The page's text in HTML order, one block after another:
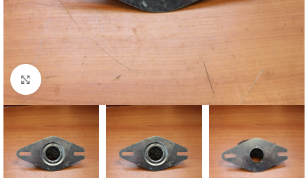
Klik voor vergroting